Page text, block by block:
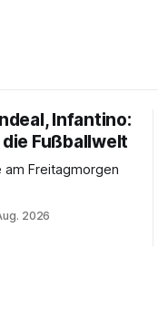
Infantino:
Fußballwelt
am Freitagmorgen
2026